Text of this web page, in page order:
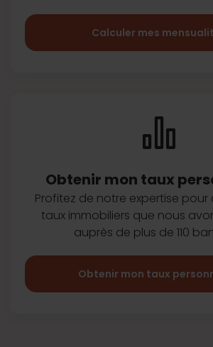
Calculer mes
Obtenir mon taux
Profitez de notre expertise pour
taux immobiliers que nous
auprès de plus de 110
Obtenir mon taux